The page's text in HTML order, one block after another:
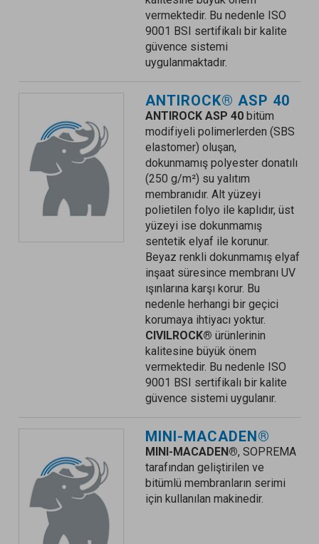
vermektedir. Bu nedenle ISO
9001 BSI sertifikalı bir kalite
güvence sistemi
uygulanmaktadır.
ANTIROCK® ASP 40
ANTIROCK ASP 40bitüm
modifiyeli polimerlerden (SBS
elastomer) oluşan,
dokunmamış polyester donatılı
(250 g/m²) su yalıtım
membranıdır. Alt yüzeyi
polietilen folyo ile kaplıdır, üst
yüzeyi ise dokunmamış
sentetik elyaf ile korunur.
Beyaz renkli dokunmamış elyaf
inşaat süresince membranı UV
ışınlarına karşı korur. Bu
nedenle herhangi bir geçici
korumaya ihtiyacı yoktur.
CIVILROCK® ürünlerinin
kalitesine büyük önem
vermektedir. Bu nedenle ISO
9001 BSI sertifikalı bir kalite
güvence sistemi uygulanır.
MINI-MACADEN®
MINI-MACADEN®, SOPREMA
tarafından geliştirilen ve
bitümlü membranların serimi
için kullanılan makinedir.